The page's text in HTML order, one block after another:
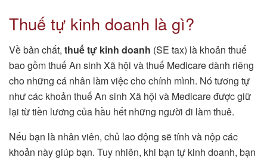
Thuế tự kinh doanh là gì?
Về bản chất, thuế tự kinh doanh (SE tax) là khoản thuế
bao gồm thuế An sinh Xã hội và thuế Medicare dành riêng
cho những cá nhân làm việc cho chính mình. Nó tương tự
như các khoản thuế An sinh Xã hội và Medicare được giữ
lại từ tiền lương của hầu hết những người đi làm thuê.
Nếu bạn là nhân viên, chủ lao động sẽ tính và nộp các
khoản này giúp bạn. Tuy nhiên, khi bạn tự kinh doanh, bạn